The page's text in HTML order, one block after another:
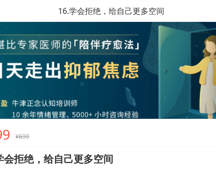
16.学会拒绝，给自己更多空间
¥699
会拒绝，给自己更多空间